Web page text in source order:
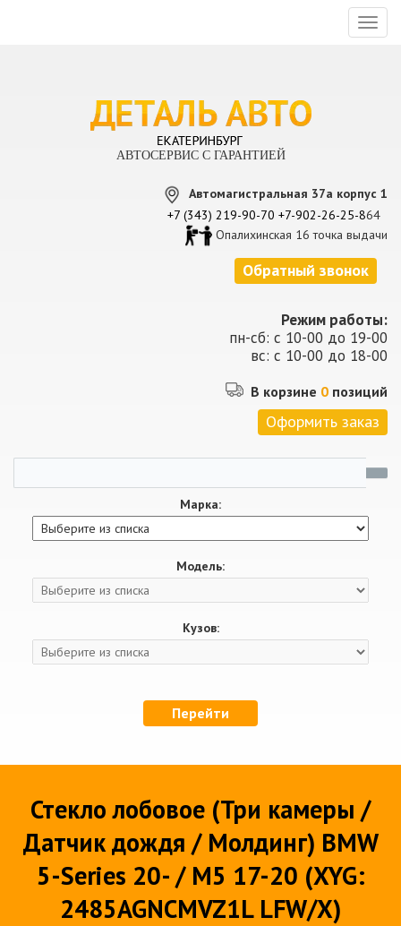
АВТОСЕРВИС С ГАРАНТИЕЙ
Автомагистральная 37а корпус 1
+7 (343) 219-90-70 +7-902-26-25-864
Опалихинская 16 точка выдачи
Обратный звонок
Режим работы:
пн-сб: с 10-00 до 19-00
вс: с 10-00 до 18-00
В корзине 0 позиций
Оформить заказ
Марка:
Модель:
Кузов:
Перейти
Стекло лобовое (Три камеры /
Датчик дождя / Молдинг) BMW
5-Series 20- / M5 17-20 (XYG:
2485AGNCMVZ1L LFW/X)